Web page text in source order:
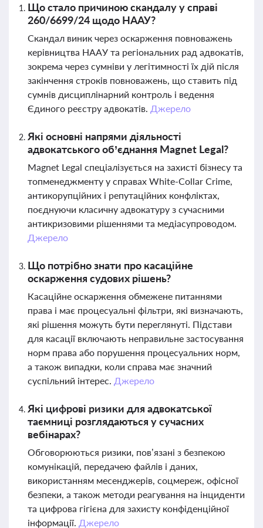
Що стало причиною скандалу у справі
260/6699/24 щодо НААУ?
Скандал виник через оскарження повноважень
керівництва НААУ та регіональних рад адвокатів,
зокрема через сумніви у легітимності їх дій після
закінчення строків повноважень, що ставить під
сумнів дисциплінарний контроль і ведення
Єдиного реєстру адвокатів. Джерело
Які основні напрями діяльності
адвокатського об’єднання Magnet Legal?
Magnet Legal спеціалізується на захисті бізнесу та
топменеджменту у справах White-Collar Crime,
антикорупційних і репутаційних конфліктах,
поєднуючи класичну адвокатуру з сучасними
антикризовими рішеннями та медіасупроводом.
Джерело
Що потрібно знати про касаційне
оскарження судових рішень?
Касаційне оскарження обмежене питаннями
права і має процесуальні фільтри, які визначають,
які рішення можуть бути переглянуті. Підстави
для касації включають неправильне застосування
норм права або порушення процесуальних норм,
а також випадки, коли справа має значний
суспільний інтерес. Джерело
Які цифрові ризики для адвокатської
таємниці розглядаються у сучасних
вебінарах?
Обговорюються ризики, пов’язані з безпекою
комунікацій, передачею файлів і даних,
використанням месенджерів, соцмереж, офісної
безпеки, а також методи реагування на інциденти
та цифрова гігієна для захисту конфіденційної
інформації. Джерело